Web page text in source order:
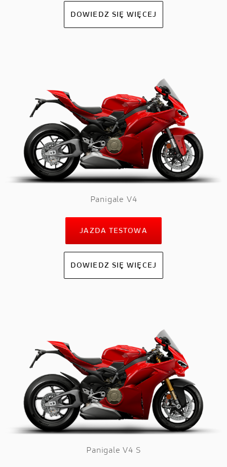
DOWIEDZ SIĘ WIĘCEJ
Panigale V4
JAZDA TESTOWA
DOWIEDZ SIĘ WIĘCEJ
Panigale V4 S